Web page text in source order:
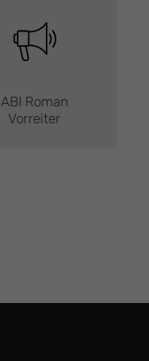
ABI Roman
Vorreiter